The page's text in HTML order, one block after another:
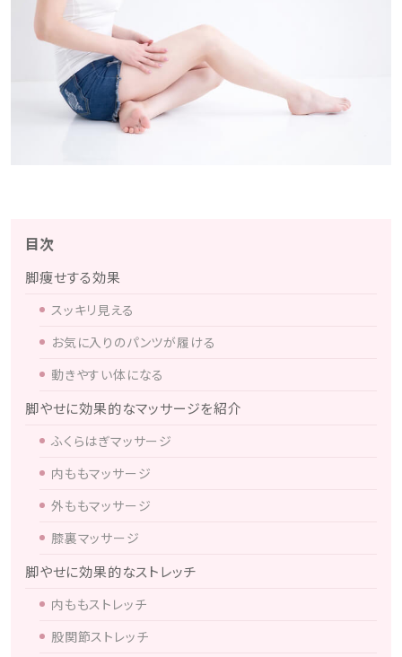
目次
脚痩せする効果
スッキリ見える
お気に入りのパンツが履ける
動きやすい体になる
脚やせに効果的なマッサージを紹介
ふくらはぎマッサージ
内ももマッサージ
外ももマッサージ
膝裏マッサージ
脚やせに効果的なストレッチ
内ももストレッチ
股関節ストレッチ